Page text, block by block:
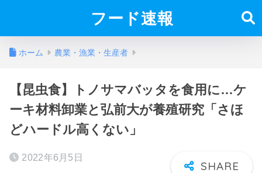
フード速報
ホーム 農業・漁業・生産者
【昆虫食】トノサマバッタを食用に…ケ
ーキ材料卸業と弘前大が養殖研究「さほ
どハードル高くない」
2022年6月5日